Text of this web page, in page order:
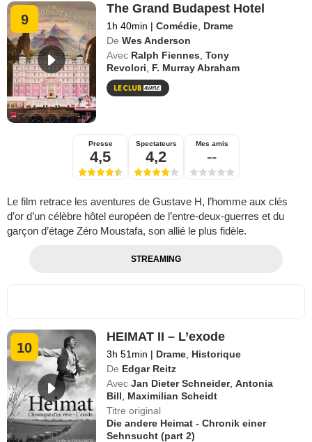
9
The Grand Budapest Hotel
1h 40min | Comédie Drame
De Wes Anderson
Avec Ralph Fiennes ,Tony
Revolori
F. Murray Abraham
Presse
4,5
Spectateurs
4,2
Mes amis
--
Le film retrace les aventures de Gustave H, l’homme aux clés
d’or d’un célèbre hôtel européen de l’entre-deux-guerres et du
garçon d’étage Zéro Moustafa, son allié le plus fidèle.
STREAMING
10
HEIMAT II – L’exode
3h 51min | Drame Historique
De Edgar Reitz
Avec Jan Dieter Schneider,Antonia
Bill
Maximilian Scheidt
Titre original
Die andere Heimat - Chronik einer
Sehnsucht (part 2)